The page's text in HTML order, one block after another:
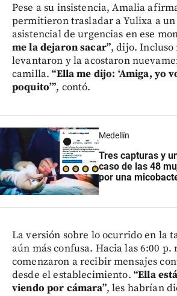
Pese a su insistencia, Amalia
permitieron trasladar a Yulixa a
asistencial de urgencias en ese
me la dejaron sacar”, dijo. Incluso
levantaron y la acostaron
camilla.“Ella me dijo: ‘Amiga, yo
poquito’”, contó.
Medellín
Tres capturas y
caso de las 48
por una
La versión sobre lo ocurrido en la
aún más confusa. Hacia las 6:00 p.
comenzaron a recibir mensajes
desde el establecimiento. “Ella
viendo por cámara”, les habrían